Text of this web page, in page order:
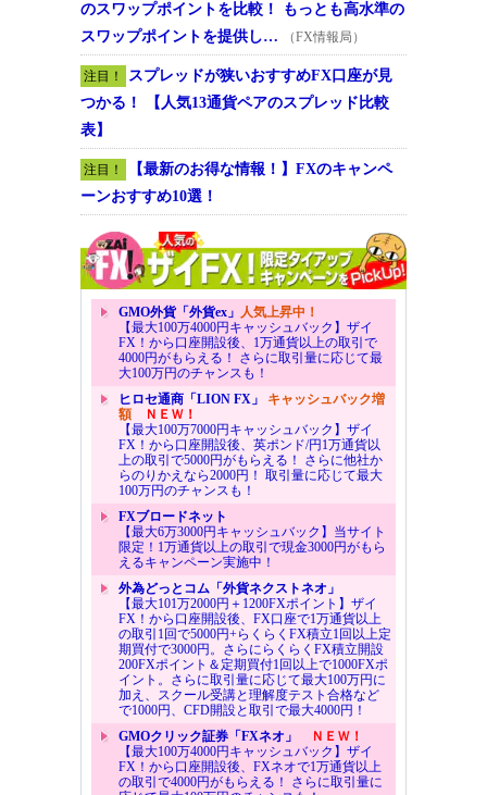
のスワップポイントを比較！ もっとも高水準の
スワップポイントを提供し…
（FX情報局）
注目！
スプレッドが狭いおすすめFX口座が見
つかる！ 【人気13通貨ペアのスプレッド比較
表】
注目！
【最新のお得な情報！】FXのキャンペ
ーンおすすめ10選！
GMO外貨「外貨ex」 人気上昇中！
【最大100万4000円キャッシュバック】ザイ
FX！から口座開設後、1万通貨以上の取引で
4000円がもらえる！ さらに取引量に応じて最
大100万円のチャンスも！
ヒロセ通商「LION FX」 キャッシュバック増
額ＮＥＷ！
【最大100万7000円キャッシュバック】ザイ
FX！から口座開設後、英ポンド/円1万通貨以
上の取引で5000円がもらえる！ さらに他社か
らのりかえなら2000円！ 取引量に応じて最大
100万円のチャンスも！
FXブロードネット
【最大6万3000円キャッシュバック】当サイト
限定！1万通貨以上の取引で現金3000円がもら
えるキャンペーン実施中！
外為どっとコム「外貨ネクストネオ」
【最大101万2000円＋1200FXポイント】ザイ
FX！から口座開設後、FX口座で1万通貨以上
の取引1回で5000円+らくらくFX積立1回以上定
期買付で3000円。さらにらくらくFX積立開設
200FXポイント＆定期買付1回以上で1000FXポ
イント。さらに取引量に応じて最大100万円に
加え、スクール受講と理解度テスト合格など
で1000円、CFD開設と取引で最大4000円！
GMOクリック証券「FXネオ」
ＮＥＷ！
【最大100万4000円キャッシュバック】ザイ
FX！から口座開設後、FXネオで1万通貨以上
の取引で4000円がもらえる！ さらに取引量に